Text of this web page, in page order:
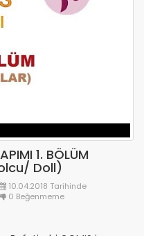
1. BÖLÜM
Doll)
10.04.2018 Tarihinde
0 Beğenmeme